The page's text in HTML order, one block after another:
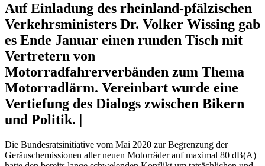
Auf Einladung des rheinland-pfälzischen
Verkehrsministers Dr. Volker Wissing gab
es Ende Januar einen runden Tisch mit
Vertretern von
Motorradfahrerverbänden zum Thema
Motorradlärm. Vereinbart wurde eine
Vertiefung des Dialogs zwischen Bikern
und Politik. |
Die Bundesratsinitiative vom Mai 2020 zur Begrenzung der
Geräuschemissionen aller neuen Motorräder auf maximal 80 dB(A)